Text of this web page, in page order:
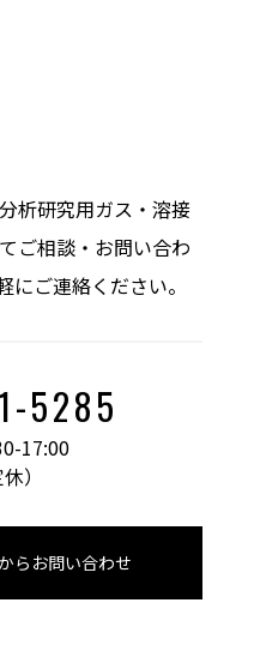
析研究用ガス・溶接
ご相談・お問い合わ
にご連絡ください。
5285
17:00
）
らお問い合わせ